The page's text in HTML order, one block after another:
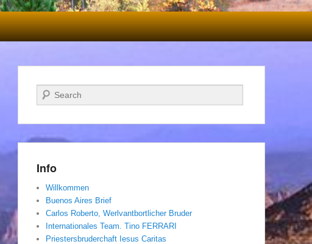
Suchen
Info
Willkommen
Buenos Aires Brief
Carlos Roberto, Werlvantbortlicher Bruder
Internationales Team. Tino FERRARI
Priestersbruderchaft Iesus Caritas